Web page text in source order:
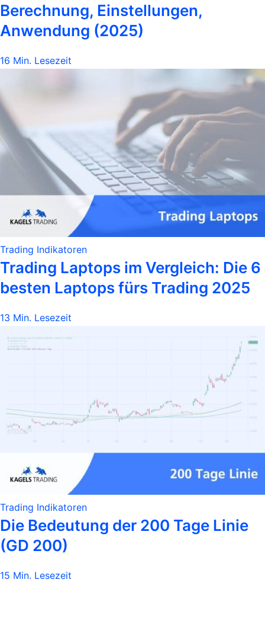
Berechnung, Einstellungen,
Anwendung (2025)
16 Min. Lesezeit
Trading Indikatoren
Trading Laptops im Vergleich: Die 6
besten Laptops fürs Trading 2025
13 Min. Lesezeit
Trading Indikatoren
Die Bedeutung der 200 Tage Linie
(GD 200)
15 Min. Lesezeit